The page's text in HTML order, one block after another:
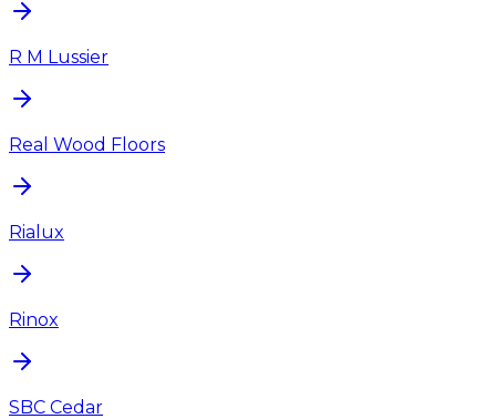
R M Lussier
Real Wood Floors
Rialux
Rinox
SBC Cedar